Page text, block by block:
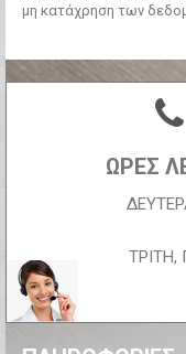
μη κατάχρηση των
ΩΡΕΣ